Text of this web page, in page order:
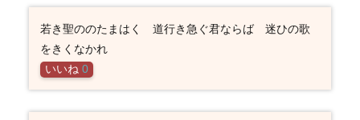
若き聖ののたまはく 道行き急ぐ君ならば 迷ひの歌
をきくなかれ
いいね 0